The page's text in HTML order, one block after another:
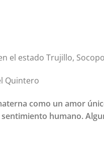
el estado Trujillo,
Quintero
como un amor
humano.